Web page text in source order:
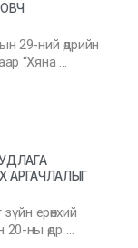
29-ний өдрийн
“Хяна …
АРГАЧЛАЛЫГ
ерөнхий
20-ны өдр …